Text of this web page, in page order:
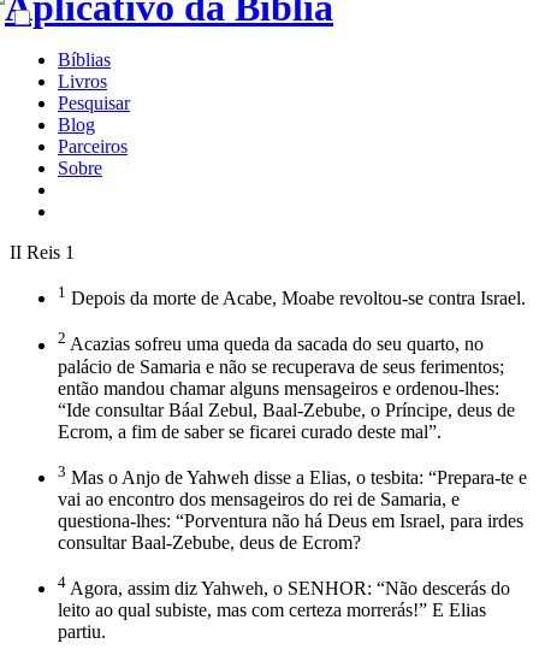
Bíblias
Livros
Pesquisar
Blog
Parceiros
Sobre
II Reis 1
1 Depois da morte de Acabe, Moabe revoltou-se contra Israel.
2 Acazias sofreu uma queda da sacada do seu quarto, no
palácio de Samaria e não se recuperava de seus ferimentos;
então mandou chamar alguns mensageiros e ordenou-lhes:
“Ide consultar Báal Zebul, Baal-Zebube, o Príncipe, deus de
Ecrom, a fim de saber se ficarei curado deste mal”.
3 Mas o Anjo de Yahweh disse a Elias, o tesbita: “Prepara-te e
vai ao encontro dos mensageiros do rei de Samaria, e
questiona-lhes: “Porventura não há Deus em Israel, para irdes
consultar Baal-Zebube, deus de Ecrom?
4 Agora, assim diz Yahweh, o SENHOR: “Não descerás do
leito ao qual subiste, mas com certeza morrerás!” E Elias
partiu.